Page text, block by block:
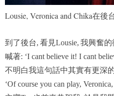
Lousie, Veronica and Chika在後
到了後台, 看見Lousie, 我興奮
喊著: ‘I cant believe it! I cant
不明白我這句話中其實有更深
‘Of course you can play,